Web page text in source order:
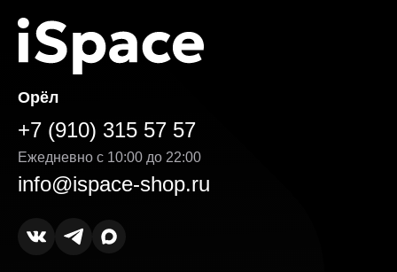
Орёл
+7 (910) 315 57 57
Ежедневно с 10:00 до 22:00
info@ispace-shop.ru